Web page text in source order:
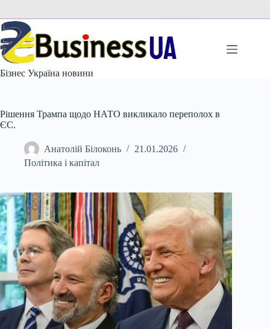
вмісту
Бізнес Україна новини
Рішення Трампа щодо НАТО викликало переполох в
ЄС.
Анатолій Білоконь
21.01.2026
Політика і капітал